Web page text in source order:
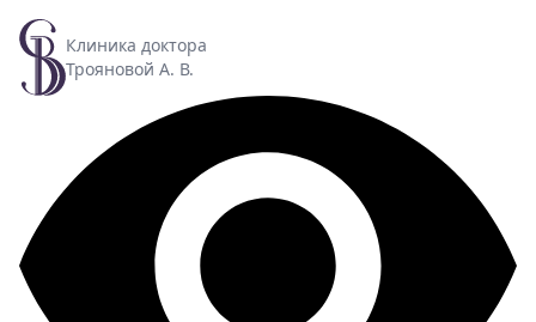
Клиника доктора
Трояновой А. В.